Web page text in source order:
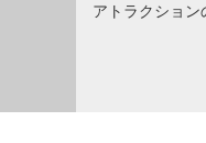
アトラクショ